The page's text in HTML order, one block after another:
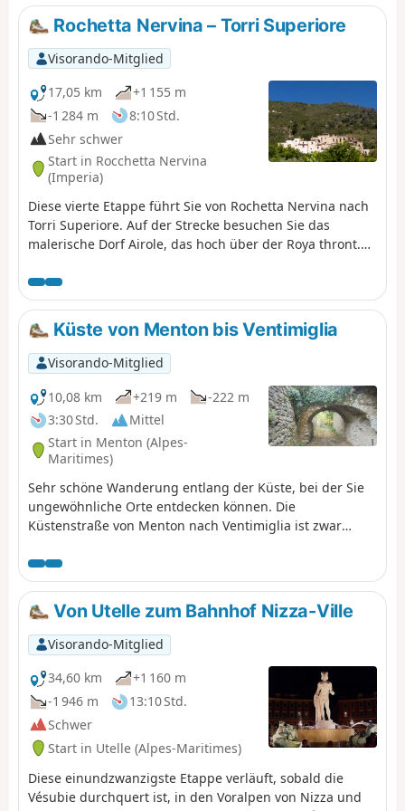
Hinterland von Ventimiglia bringt Sie
zur Riviera dei Fiori und zur Stadt
Ventimiglia.
Rochetta Nervina – Torri Superiore
Visorando-Mitglied
17,05 km
+1 155 m
-1 284 m
8:10 Std.
Sehr schwer
Start in Rocchetta Nervina
(Imperia)
Diese vierte Etappe führt Sie von Rochetta Nervina nach
Torri Superiore. Auf der Strecke besuchen Sie das
malerische Dorf Airole, das hoch über der Roya thront.
mittelalterliche Dorf, das in den 90er Jahren eine Ruine
war, wurde von Freiwilligen vollständig wieder
aufgebaut.
Küste von Menton bis Ventimiglia
Visorando-Mitglied
10,08 km
+219 m
-222 m
3:30 Std.
Mittel
Start in Menton (Alpes-
Maritimes)
Sehr schöne Wanderung entlang der Küste, bei der Sie
ungewöhnliche Orte entdecken können. Die
Küstenstraße von Menton nach Ventimiglia ist zwar
gibt es wenig bekannte geografische und historische
Sehenswürdigkeiten zu entdecken.
Von Utelle zum Bahnhof Nizza-Ville
Visorando-Mitglied
34,60 km
+1 160 m
-1 946 m
13:10 Std.
Schwer
Start in Utelle (Alpes-Maritimes)
Diese einundzwanzigste Etappe verläuft, sobald die
Vésubie durchquert ist, in den Voralpen von Nizza und